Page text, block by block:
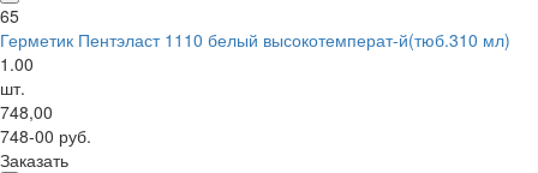
65
Герметик Пентэласт 1110 белый высокотемперат-й(тюб.310 мл)
1.00
шт.
748,00
748-00 руб.
Заказать